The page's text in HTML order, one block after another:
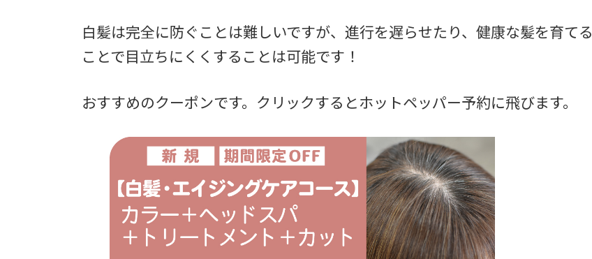
白髪は完全に防ぐことは難しいですが、進行を遅らせたり、健康な髪を育てる
ことで目立ちにくくすることは可能です！
おすすめのクーポンです。クリックするとホットペッパー予約に飛びます。